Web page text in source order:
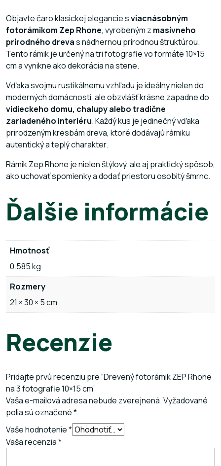
Objavte čaro klasickej elegancie sviacnásobným
fotorámikom Zep Rhone, vyrobeným z masívneho
prírodného drevas nádhernou prírodnou štruktúrou.
Tento rámik je určený na tri fotografie vo formáte 10×15
cm a vynikne ako dekorácia na stene.
Vďaka svojmu rustikálnemu vzhľadu je ideálny nielen do
moderných domácností, ale obzvlášť krásne zapadne do
vidieckeho domu, chalupy alebo tradične
zariadeného interiéru. Každý kus je jedinečný vďaka
prirodzeným kresbám dreva, ktoré dodávajú rámiku
autentický a teplý charakter.
Rámik Zep Rhone je nielen štýlový, ale aj praktický spôsob,
ako uchovať spomienky a dodať priestoru osobitý šmrnc.
Ďalšie informácie
Hmotnosť
0.585 kg
Rozmery
21 × 30 × 5 cm
Recenzie
Pridajte prvú recenziu pre “Drevený fotorámik ZEP Rhone
na 3 fotografie 10×15 cm”
Vaša e-mailová adresa nebude zverejnená.Vyžadované
polia sú označené*
Vaše hodnotenie*
Vaša recenzia*